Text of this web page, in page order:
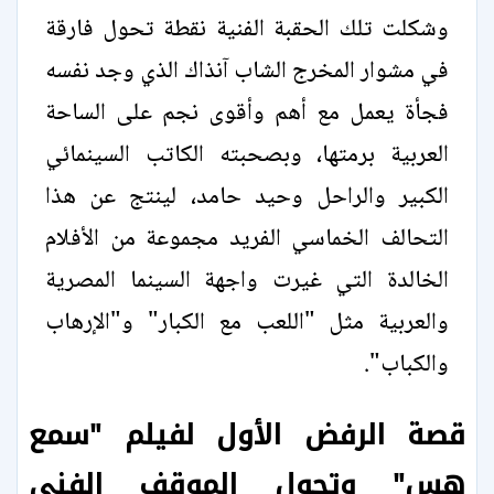
وشكلت تلك الحقبة الفنية نقطة تحول فارقة
في مشوار المخرج الشاب آنذاك الذي وجد نفسه
فجأة يعمل مع أهم وأقوى نجم على الساحة
العربية برمتها، وبصحبته الكاتب السينمائي
الكبير والراحل وحيد حامد، لينتج عن هذا
التحالف الخماسي الفريد مجموعة من الأفلام
الخالدة التي غيرت واجهة السينما المصرية
والعربية مثل "اللعب مع الكبار" و"الإرهاب
والكباب".
قصة الرفض الأول لفيلم "سمع